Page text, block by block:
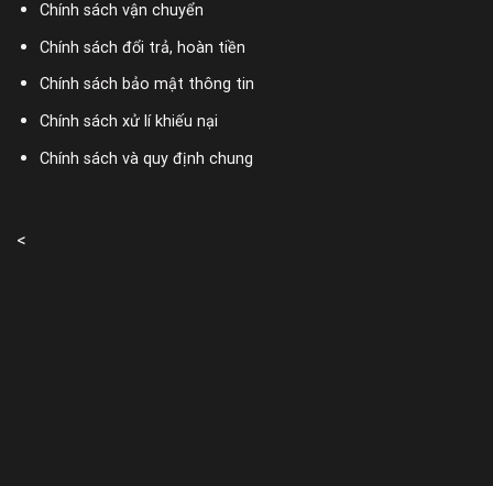
Chính sách vận chuyển
Chính sách đổi trả, hoàn tiền
Chính sách bảo mật thông tin
Chính sách xử lí khiếu nại
Chính sách và quy định chung
<